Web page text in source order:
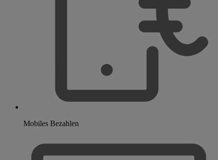
Mobiles Bezahlen